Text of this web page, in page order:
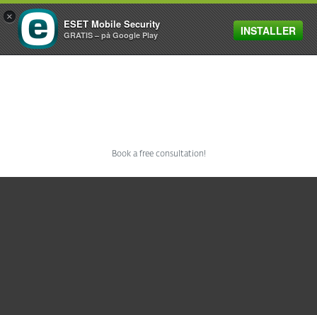
MENU
Book a free consultation!
×
ESET Mobile Security
GRATIS – på Google Play INSTALLER